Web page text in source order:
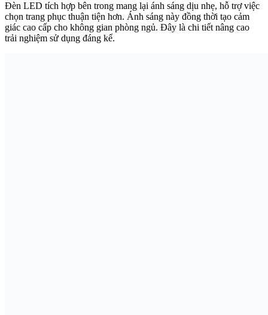
Đèn LED tích hợp bên trong mang lại ánh sáng dịu nhẹ, hỗ trợ việc
chọn trang phục thuận tiện hơn. Ánh sáng này đồng thời tạo cảm
giác cao cấp cho không gian phòng ngủ. Đây là chi tiết nâng cao
trải nghiệm sử dụng đáng kể.